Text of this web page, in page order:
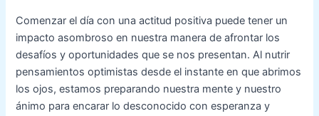
Comenzar el día con una actitud positiva puede tener un
impacto asombroso en nuestra manera de afrontar los
desafíos y oportunidades que se nos presentan. Al nutrir
pensamientos optimistas desde el instante en que abrimos
los ojos, estamos preparando nuestra mente y nuestro
ánimo para encarar lo desconocido con esperanza y